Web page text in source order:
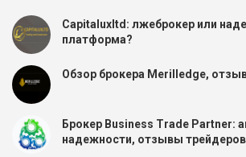
Capitaluxltd: лжеброкер или
платформа?
Обзор брокера Merilledge,
Брокер Business Trade Partner:
надежности, отзывы трейдеров